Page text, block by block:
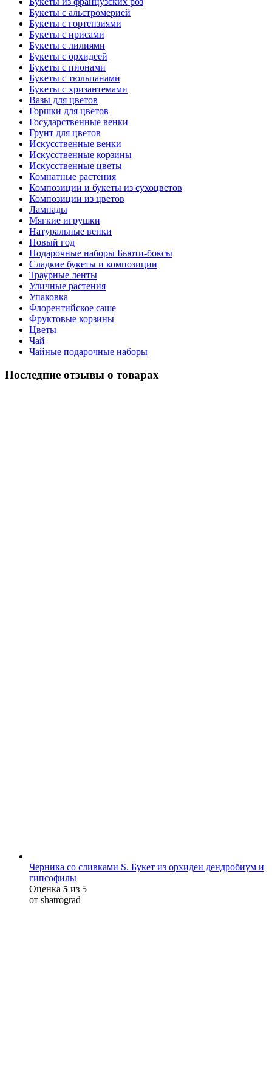
Букеты с альстромерией
Букеты с гортензиями
Букеты с ирисами
Букеты с лилиями
Букеты с орхидеей
Букеты с пионами
Букеты с тюльпанами
Букеты с хризантемами
Вазы для цветов
Горшки для цветов
Государственные венки
Грунт для цветов
Искусственные венки
Искусственные корзины
Искусственные цветы
Комнатные растения
Композиции и букеты из сухоцветов
Композиции из цветов
Лампады
Мягкие игрушки
Натуральные венки
Новый год
Подарочные наборы Бьюти-боксы
Сладкие букеты и композиции
Траурные ленты
Уличные растения
Упаковка
Флорентийское саше
Фруктовые корзины
Цветы
Чай
Чайные подарочные наборы
Последние отзывы о товарах
Черника со сливками S. Букет из орхидеи дендробиум и
гипсофилы
Оценка 5 из 5
от shatrograd